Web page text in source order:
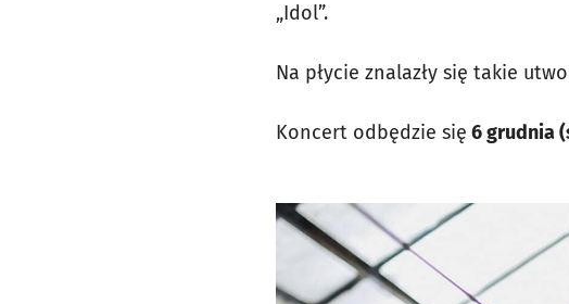
„Idol”.
Na płycie znalazły się takie
Koncert odbędzie się 6 grudnia